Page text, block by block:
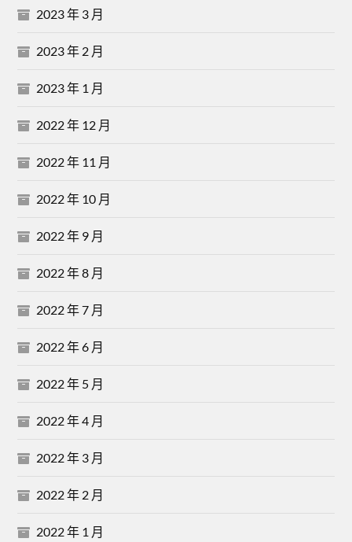
2023 年 3 月
2023 年 2 月
2023 年 1 月
2022 年 12 月
2022 年 11 月
2022 年 10 月
2022 年 9 月
2022 年 8 月
2022 年 7 月
2022 年 6 月
2022 年 5 月
2022 年 4 月
2022 年 3 月
2022 年 2 月
2022 年 1 月